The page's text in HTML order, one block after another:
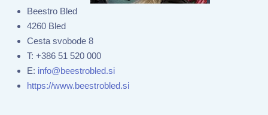
Beestro Bled
4260 Bled
Cesta svobode 8
T: +386 51 520 000
E: info@beestrobled.si
https://www.beestrobled.si